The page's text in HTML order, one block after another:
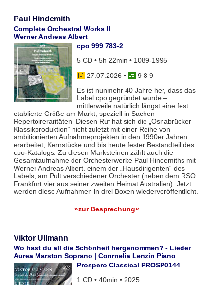
Paul Hindemith
Complete Orchestral Works II
Werner Andreas Albert
cpo 999 783-2
5 CD • 5h 22min • 1089-1995
27.07.2026 •
9 8 9
Es ist nunmehr 40 Jahre her, dass das
Label cpo gegründet wurde –
mittlerweile natürlich längst eine fest
etablierte Größe am Markt, speziell in Sachen
Repertoireraritäten. Diesen Ruf hat sich die „Osnabrücker
Klassikproduktion“ nicht zuletzt mit einer Reihe von
ambitionierten Aufnahmeprojekten in den 1990er Jahren
erarbeitet, Kernstücke und bis heute fester Bestandteil des
cpo-Katalogs. Zu diesen Marksteinen zählt auch die
Gesamtaufnahme der Orchesterwerke Paul Hindemiths mit
Werner Andreas Albert, einem der „Hausdirigenten“ des
Labels, am Pult verschiedener Orchester (neben dem RSO
Frankfurt vier aus seiner zweiten Heimat Australien). Jetzt
werden diese Aufnahmen in drei Boxen wiederveröffentlicht.
»zur Besprechung«
Viktor Ullmann
Wo hast du all die Schönheit hergenommen? - Lieder
Aurea Marston Soprano | Conrnelia Lenzin Piano
Prospero Classical PROSP0144
1 CD • 40min • 2025